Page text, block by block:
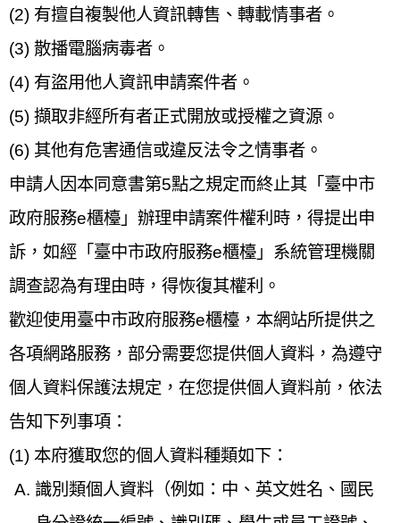
(2) 有擅自複製他人資訊轉售、轉載情事者。
(3) 散播電腦病毒者。
(4) 有盜用他人資訊申請案件者。
(5) 擷取非經所有者正式開放或授權之資源。
(6) 其他有危害通信或違反法令之情事者。
申請人因本同意書第5點之規定而終止其「臺中市
政府服務e櫃檯」辦理申請案件權利時，得提出申
訴，如經「臺中市政府服務e櫃檯」系統管理機關
調查認為有理由時，得恢復其權利。
歡迎使用臺中市政府服務e櫃檯，本網站所提供之
各項網路服務，部分需要您提供個人資料，為遵守
個人資料保護法規定，在您提供個人資料前，依法
告知下列事項：
(1) 本府獲取您的個人資料種類如下：
識別類個人資料（例如：中、英文姓名、國民